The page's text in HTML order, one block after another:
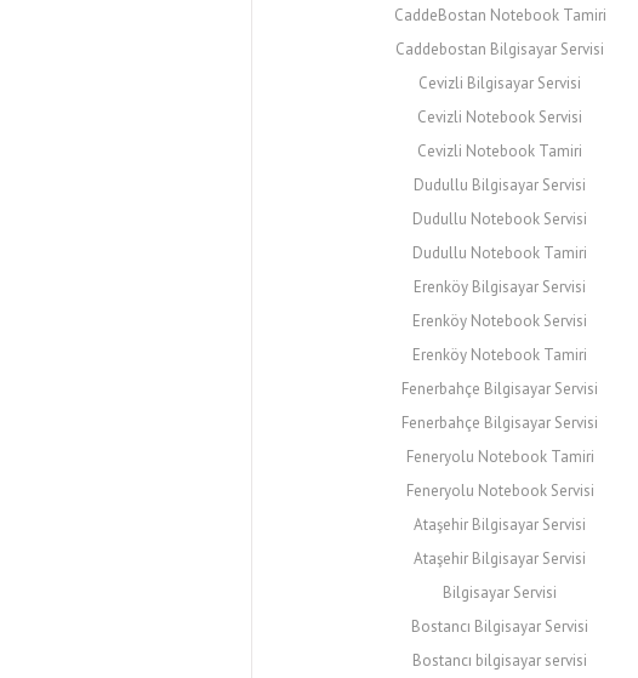
CaddeBostan Notebook Tamiri
Caddebostan Bilgisayar Servisi
Cevizli Bilgisayar Servisi
Cevizli Notebook Servisi
Cevizli Notebook Tamiri
Dudullu Bilgisayar Servisi
Dudullu Notebook Servisi
Dudullu Notebook Tamiri
Erenköy Bilgisayar Servisi
Erenköy Notebook Servisi
Erenköy Notebook Tamiri
Fenerbahçe Bilgisayar Servisi
Fenerbahçe Bilgisayar Servisi
Feneryolu Notebook Tamiri
Feneryolu Notebook Servisi
Ataşehir Bilgisayar Servisi
Ataşehir Bilgisayar Servisi
Bilgisayar Servisi
Bostancı Bilgisayar Servisi
Bostancı bilgisayar servisi